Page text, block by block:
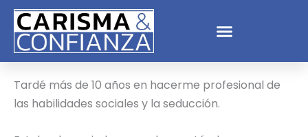
contenido
Tardé más de 10 años en hacerme profesional de
las habilidades sociales y la seducción.